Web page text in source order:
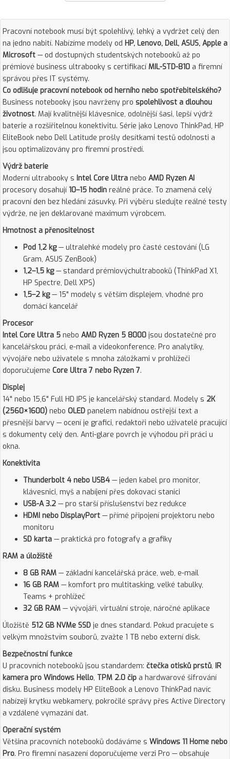
Pracovní notebook musí být spolehlivý, lehký a vydržet celý den
na jedno nabití. Nabízíme modely od HP, Lenovo, Dell, ASUS, Apple a
Microsoft — od dostupných studentských notebooků až po
prémiové business ultrabooky s certifikací MIL-STD-810 a firemní
správou přes IT systémy.
Co odlišuje pracovní notebook od herního nebo spotřebitelského?
Business notebooky jsou navrženy pro spolehlivost a dlouhou
životnost. Mají kvalitnější klávesnice, odolnější šasi, lepší výdrž
baterie a rozšiřitelnou konektivitu. Série jako Lenovo ThinkPad, HP
EliteBook nebo Dell Latitude prošly desítkami testů odolnosti a
jsou optimalizovány pro firemní prostředí.
Výdrž baterie
Moderní ultrabooky s Intel Core Ultra nebo AMD Ryzen AI
procesory dosahují 10–15 hodin reálné práce. To znamená celý
pracovní den bez hledání zásuvky. Při výběru sledujte reálné testy
výdrže, ne jen deklarované maximum výrobcem.
Hmotnost a přenositelnost
Pod 1,2 kg— ultralehké modely pro časté cestování (LG
Gram, ASUS ZenBook)
1,2–1,5 kg— standard prémiovýchultrabooků (ThinkPad X1,
HP Spectre, Dell XPS)
1,5–2 kg— 15" modely s větším displejem, vhodné pro
domácí kancelář
Procesor
Intel Core Ultra 5 nebo AMD Ryzen 5 8000 jsou dostatečné pro
kancelářskou práci, e-mail a videokonference. Pro analytiky,
vývojáře nebo uživatele s mnoha záložkami v prohlížeči
doporučujeme Core Ultra 7 nebo Ryzen 7.
Displej
14" nebo 15,6" Full HD IPS je kancelářský standard. Modely s 2K
(2560×1600) nebo OLED panelem nabídnou ostřejší text a
přesnější barvy — ocení je grafici, redaktoři nebo uživatelé pracující
s dokumenty celý den. Anti-glare povrch je výhodou při práci u
okna.
Konektivita
Thunderbolt 4 nebo USB4 — jeden kabel pro monitor,
klávesnici, myš a nabíjení přes dokovací stanici
USB-A 3.2 — pro starší příslušenství bez redukce
HDMI nebo DisplayPort — přímé připojení projektoru nebo
monitoru
SD karta — praktická pro fotografy a grafiky
RAM a úložiště
8 GB RAM — základní kancelářská práce, web, e-mail
16 GB RAM — komfort pro multitasking, velké tabulky,
Teams + prohlížeč
32 GB RAM — vývojáři, virtuální stroje, náročné aplikace
Úložiště 512 GB NVMe SSD je dnes standard. Pokud pracujete s
velkým množstvím souborů, zvažte 1 TB nebo externí disk.
Bezpečnostní funkce
U pracovních notebooků jsou standardem: čtečka otisků prstů, IR
kamera pro Windows Hello, TPM 2.0 čip a hardwarové šifrování
disku. Business modely HP EliteBook a Lenovo ThinkPad navíc
nabízejí krytku webkamery, pokročilé správy přes Active Directory
a vzdálené vymazání dat.
Operační systém
Většina pracovních notebooků dodáváme s Windows 11 Home nebo
Pro. Pro firemní nasazení doporučujeme verzi Pro — obsahuje